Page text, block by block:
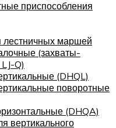
приспособления
лестничных маршей
(захваты-
Q)
(DHQL)
поворотные
(DHQA)
вертикального